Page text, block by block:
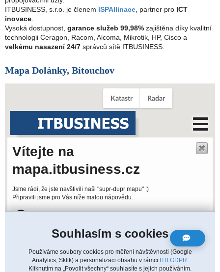
ITBUSINESS, s.r.o. je členem ISPAllinace, partner pro ICT
inovace.
Vysoká dostupnost, garance služeb 99,98% zajištěna díky kvalitní
technologii Ceragon, Racom, Alcoma, Mikrotik, HP, Cisco a
velkému nasazení 24/7 správců sítě ITBUSINESS.
Mapa Dolánky, Bítouchov